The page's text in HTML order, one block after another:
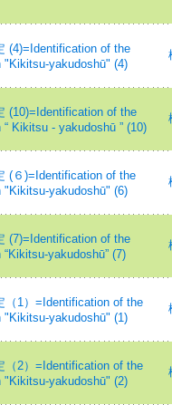
(4)=Identification of the
"Kikitsu-yakudoshū" (4)
(10)=Identification of the
Kikitsu - yakudoshū ” (10)
(６)=Identification of the
"Kikitsu-yakudoshū" (6)
(7)=Identification of the
yakudoshū” (7)
（1）=Identification of the
"Kikitsu-yakudoshū" (1)
（2）=Identification of the
"Kikitsu-yakudoshū" (2)